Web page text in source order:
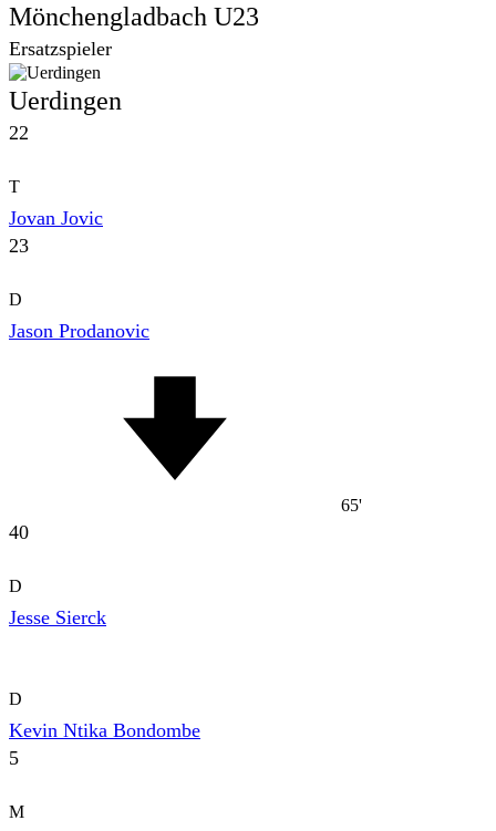
Mönchengladbach U23
Ersatzspieler
Uerdingen
22
T
Jovan Jovic
23
D
Jason Prodanovic
65'
40
D
Jesse Sierck
D
Kevin Ntika Bondombe
5
M